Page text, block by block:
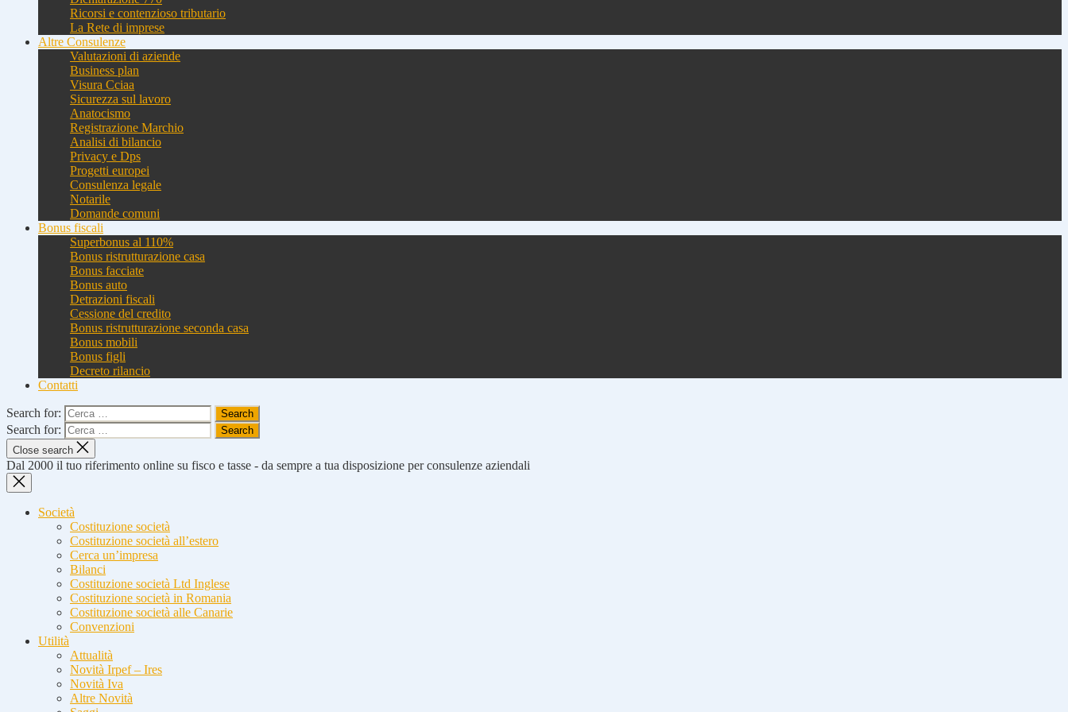
Ricorsi e contenzioso tributario
La Rete di imprese
Altre Consulenze
Valutazioni di aziende
Business plan
Visura Cciaa
Sicurezza sul lavoro
Anatocismo
Registrazione Marchio
Analisi di bilancio
Privacy e Dps
Progetti europei
Consulenza legale
Notarile
Domande comuni
Bonus fiscali
Superbonus al 110%
Bonus ristrutturazione casa
Bonus facciate
Bonus auto
Detrazioni fiscali
Cessione del credito
Bonus ristrutturazione seconda casa
Bonus mobili
Bonus figli
Decreto rilancio
Contatti
Search for:
Search for:
Close search
Dal 2000 il tuo riferimento online su fisco e tasse - da sempre a tua disposizione per consulenze aziendali
Società
Costituzione società
Costituzione società all’estero
Cerca un’impresa
Bilanci
Costituzione società Ltd Inglese
Costituzione società in Romania
Costituzione società alle Canarie
Convenzioni
Utilità
Attualità
Novità Irpef – Ires
Novità Iva
Altre Novità